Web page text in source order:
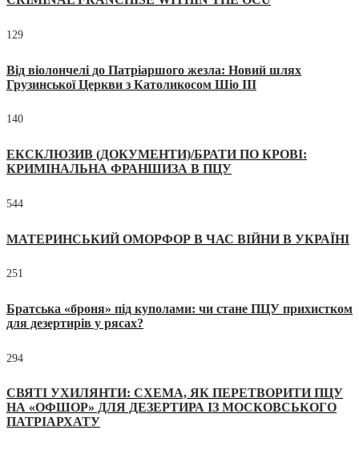
129
Від віолончелі до Патріаршого жезла: Новий шлях
Грузинської Церкви з Католикосом Шіо III
140
ЕКСКЛЮЗИВ (ДОКУМЕНТИ)/БРАТИ ПО КРОВІ:
КРИМІНАЛЬНА ФРАНШИЗА В ПЦУ
544
МАТЕРИНСЬКИЙ ОМОРФОР В ЧАС ВІЙНИ В УКРАЇНІ
251
Братська «броня» під куполами: чи стане ПЦУ прихистком
для дезертирів у рясах?
294
СВЯТІ УХИЛЯНТИ: СХЕМА, ЯК ПЕРЕТВОРИТИ ПЦУ
НА «ОФШОР» ДЛЯ ДЕЗЕРТИРА ІЗ МОСКОВСЬКОГО
ПАТРІАРХАТУ